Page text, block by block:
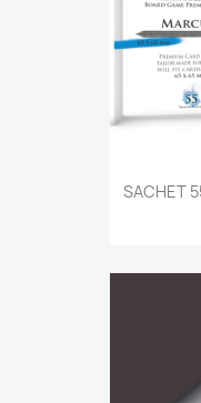
SACHET